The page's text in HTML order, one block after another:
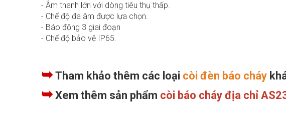
- Âm thanh lớn với dòng tiêu thụ thấp.
- Chế độ đa âm được lựa chọn.
- Báo động 3 giai đoạn
- Chế độ bảo vệ IP65.
➥Tham khảo thêm các loại còi đèn báo cháy
➥Xem thêm sản phẩm còi báo cháy địa chỉ